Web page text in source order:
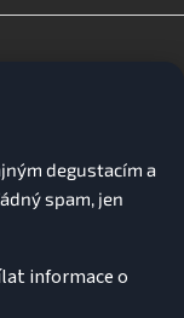
informace o